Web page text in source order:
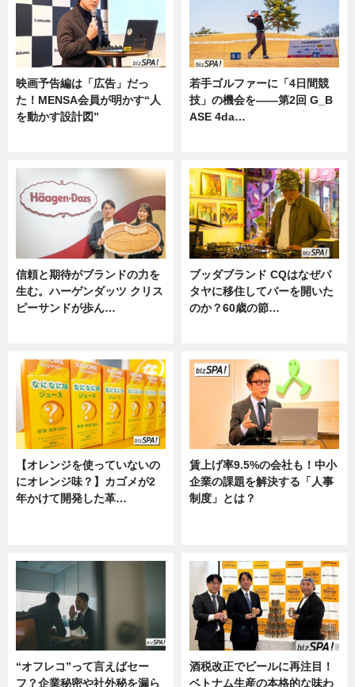
映画予告編は「広告」だっ
た！MENSA会員が明かす“人
を動かす設計図”
若手ゴルファーに「4日間競
技」の機会を——第2回 G_B
ASE 4da…
信頼と期待がブランドの力を
生む。ハーゲンダッツ クリス
ピーサンドが歩ん…
ブッダブランド CQはなぜパ
タヤに移住してバーを開いた
のか？60歳の節…
【オレンジを使っていないの
にオレンジ味？】カゴメが2
年かけて開発した革…
賃上げ率9.5%の会社も！中小
企業の課題を解決する「人事
制度」とは？
“オフレコ”って言えばセー
フ？企業秘密や社外秘を漏ら
酒税改正でビールに再注目！
ベトナム生産の本格的な味わ